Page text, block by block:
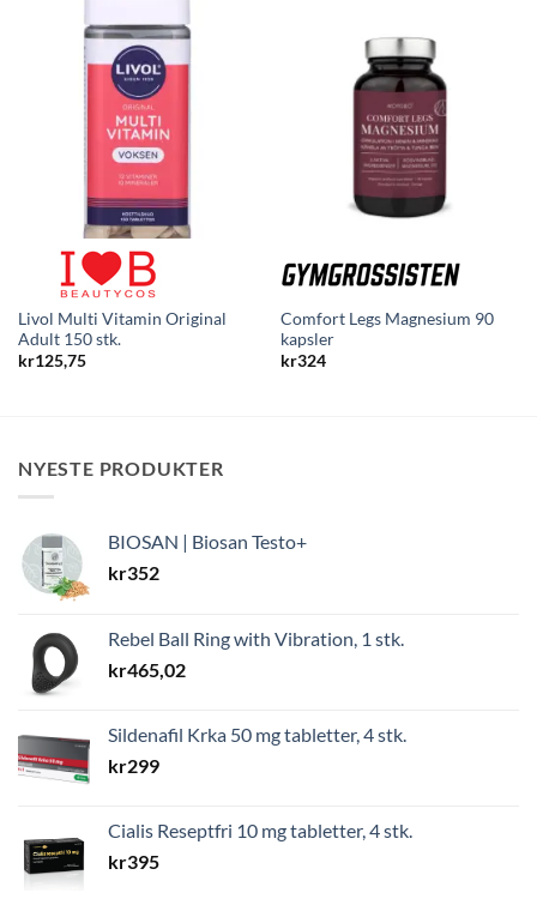
Livol Multi Vitamin Original
Adult 150 stk.
kr125,75
Comfort Legs Magnesium 90
kapsler
kr324
NYESTE PRODUKTER
BIOSAN | Biosan Testo+
kr352
Rebel Ball Ring with Vibration, 1 stk.
kr465,02
Sildenafil Krka 50 mg tabletter, 4 stk.
kr299
Cialis Reseptfri 10 mg tabletter, 4 stk.
kr395